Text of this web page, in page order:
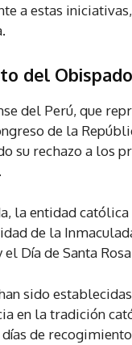
a estas
del
del Perú, que
de la
su rechazo a los
la entidad
de la
Día de Santa
sido
en la tradición
de